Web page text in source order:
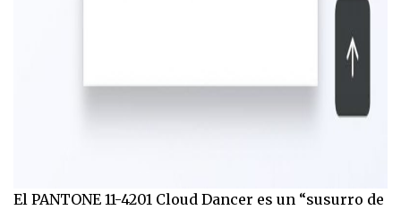
El PANTONE 11-4201 Cloud Dancer es un “susurro de